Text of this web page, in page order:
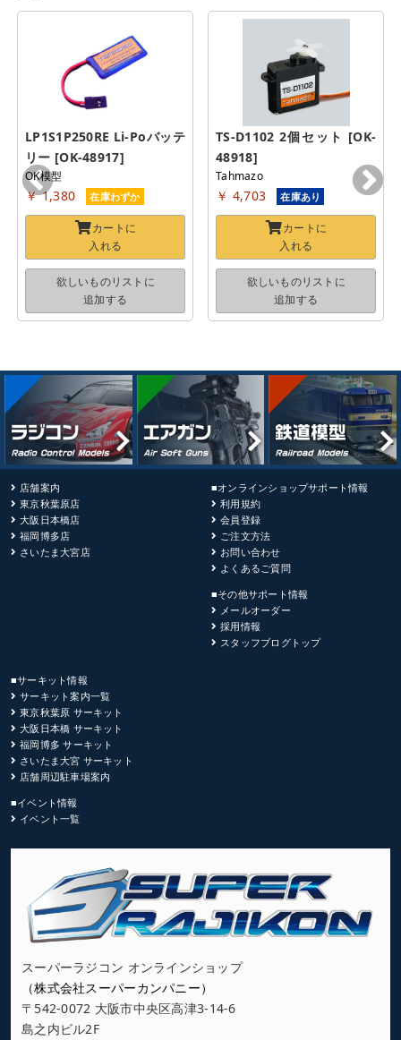
LP1S1P250RE Li-Poバッテ
リー [OK-48917]
OK模型
￥ 1,380 在庫わずか
カートに
入れる
欲しいものリストに
追加する
TS-D1102 2個セット [OK-
48918]
Tahmazo
￥ 4,703 在庫あり
カートに
入れる
欲しいものリストに
追加する
店舗案内
東京秋葉原店
大阪日本橋店
福岡博多店
さいたま大宮店
■オンラインショップサポート情報
利用規約
会員登録
ご注文方法
お問い合わせ
よくあるご質問
■その他サポート情報
メールオーダー
採用情報
スタッフブログトップ
■サーキット情報
サーキット案内一覧
東京秋葉原 サーキット
大阪日本橋 サーキット
福岡博多 サーキット
さいたま大宮 サーキット
店舗周辺駐車場案内
■イベント情報
イベント一覧
スーパーラジコン オンラインショップ
（株式会社スーパーカンパニー）
〒542-0072 大阪市中央区高津3-14-6
島之内ビル2F